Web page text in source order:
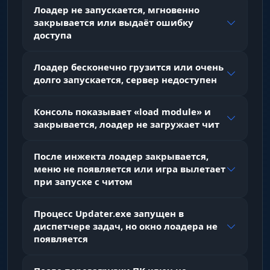
Visuals (ВХ Игроков)
Чамсы. Полная заливка моделей игроков
цветом. Выбор материала (Flat, Texture,
стены максимально четко. Glow добавляет
стильную обводку контура.
Off-Screen Arrows
Стрелки. Индикаторы по краям экрана
показывают направление на врагов, которые
ESP Preview
Лоадер не запускается, мгновенно
закрывается или выдаёт ошибку
доступа
Лоадер бесконечно грузится или очень
долго запускается, сервер недоступен
Консоль показывает «load module» и
закрывается, лоадер не загружает чит
После инжекта лоадер закрывается,
меню не появляется или игра вылетает
при запуске с читом
Процесс Updater.exe запущен в
диспетчере задач, но окно лоадера не
появляется